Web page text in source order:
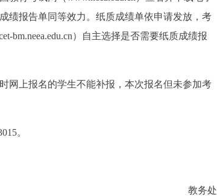
绩报告单同等效力。纸质成绩单依申请发放，考
bm.neea.edu.cn）自主选择是否需要纸质成绩报
网上报名的学生不能补报，本次报名但未参加考
。
教务处